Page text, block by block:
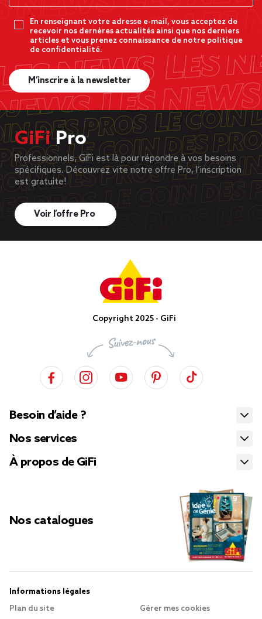
En renseignant votre adresse e-mail, vous acceptez de
recevoir nos dernères actualités ainsi que nos derniers
articles et vous prenez connaissance de notre politique
de confidentialité.
M’inscrire à la newsletter
GiFiPro
Professionnels, GiFi est là pour répondre à vos besoins
spécifiques. Découvrez vite notre offre Pro, l’inscription
est gratuite!
Voir l’offre Pro
Copyright 2025 - GiFi
Besoin d’aide ?
Nos services
À propos de GiFi
Nos catalogues
Informations légales
Plan du site
Gérer mes cookies